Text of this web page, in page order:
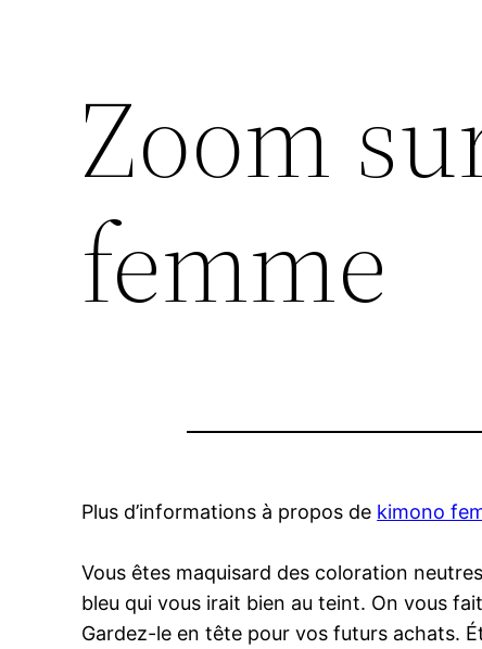
Zoom
femme
Plus d’informations à propos de kimono
Vous êtes maquisard des coloration
bleu qui vous irait bien au teint. On vous
Gardez-le en tête pour vos futurs achats.